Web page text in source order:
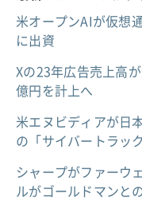
米オープンAIが仮想
に出資
Xの23年広告売上高
億円を計上へ
米エヌビディアが日
の「サイバートラッ
シャープがファーウ
ルがゴールドマンと